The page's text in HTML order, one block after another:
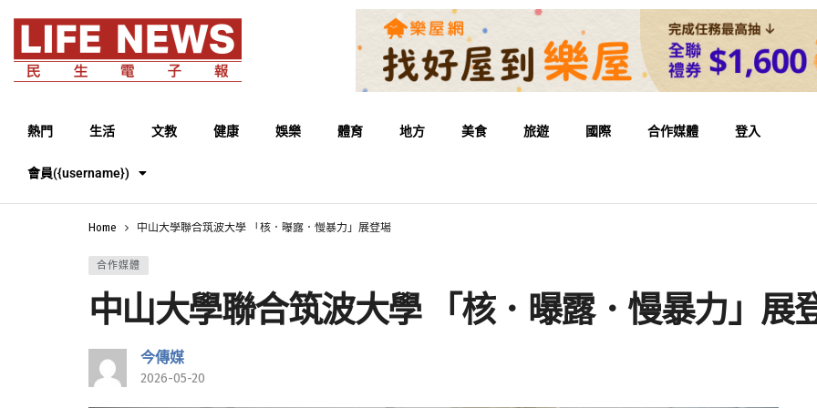
熱門 生活 文教 健康 娛樂 體育 地方 美食 旅遊 國際 合作媒體 登入
會員({username})
Home 中山大學聯合筑波大學 「核．曝露．慢暴力」展登場
合作媒體
中山大學聯合筑波大學 「核．曝露．慢暴力」展
今傳媒
2026-05-20